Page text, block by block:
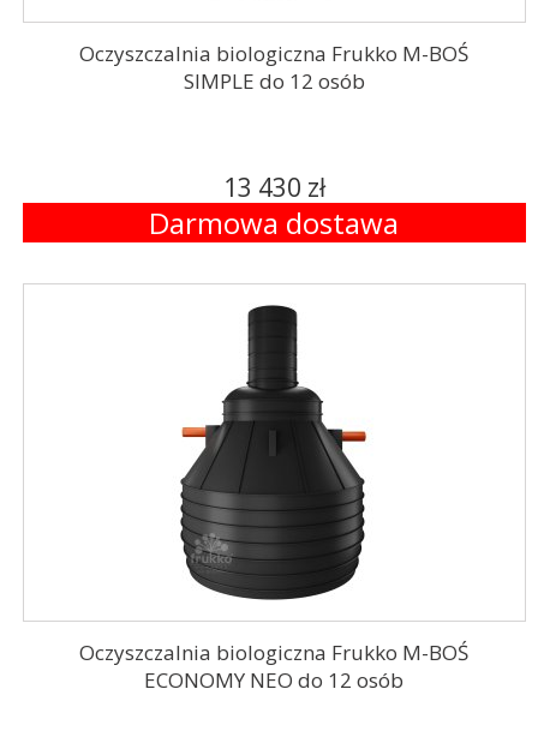
Oczyszczalnia biologiczna Frukko M-BOŚ
SIMPLE do 12 osób
13 430 zł
Darmowa dostawa
Oczyszczalnia biologiczna Frukko M-BOŚ
ECONOMY NEO do 12 osób